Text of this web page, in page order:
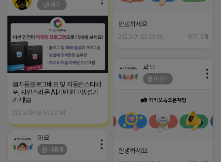
안녕하세요
2026-01-26 23:16 댓글: 0개
광고
▤자동블로그배포 및 자동인스타배
포, 자연스러운 AI기반 원고생성기
까지!▤
2023-09-06 14:23:34
파묘
비공개
안녕하세요
파묘
비공개